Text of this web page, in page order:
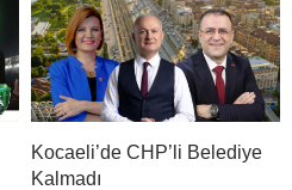
Kocaeli’de CHP’li Belediye
Kalmadı